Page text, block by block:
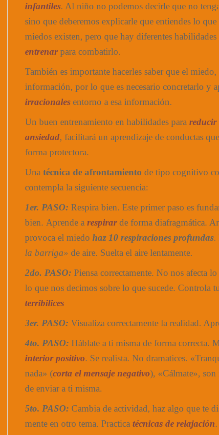
infantiles. Al niño no podemos decirle que no
sino que deberemos explicarle que entiendes lo
miedos existen, pero que hay diferentes
entrenarpara combatirlo.
También es importante hacerles saber que el
información, por lo que es necesario concretarlo y
irracionales entorno a esa información.
Un buen entrenamiento en habilidades para reducir
ansiedad, facilitará un aprendizaje de conductas
forma protectora.
Una técnica de afrontamiento de tipo cognitivo
contempla la siguiente secuencia:
1er. PASO: Respira bien. Este primer paso es
bien. Aprende a respirarde forma diafragmática.
provoca el miedo haz 10 respiraciones profundas.
la barriga» de aire. Suelta el aire lentamente.
2do. PASO: Piensa correctamente. No nos afecta
lo que nos decimos sobre lo que sucede. Controla
terribilices
3er. PASO: Visualiza correctamente la realidad.
4to. PASO: Háblate a ti misma de forma correcta.
interior positivo. Se realista. No dramatices.
nada» (corta el mensaje negativo), «Cálmate», son
de enviar a ti misma.
5to. PASO: Cambia de actividad, haz algo que te
mente en otro tema. Practica técnicas de relajación.